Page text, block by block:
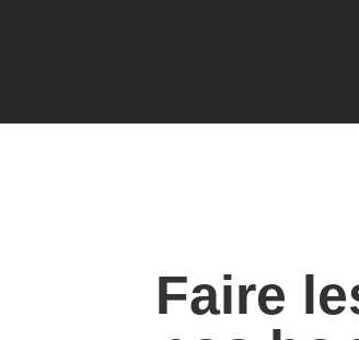
Faire